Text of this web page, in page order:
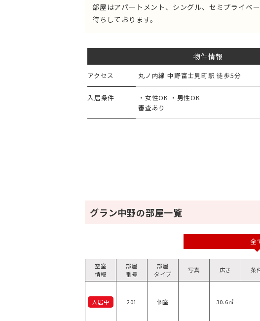
部屋はアパートメント、シングル、セミプライベ
待ちしております。
物件情報
アクセス 丸ノ内線 中野富士見町駅 徒歩5分
入居条件
・女性OK ・男性OK
審査あり
グラン中野の部屋一覧
全
空室
情報
部屋
番号
部屋
タイプ
写真 広さ 条
入居中 201 個室 30.6㎡